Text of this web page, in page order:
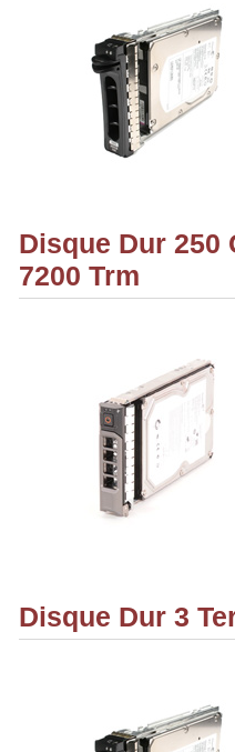
Disque Dur 250
7200 Trm
Disque Dur 3